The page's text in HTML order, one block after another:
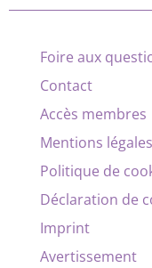
Foire aux
Contact
Accès membres
Mentions légales
Politique de
Déclaration de
Imprint
Avertissement